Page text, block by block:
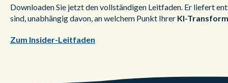
Downloaden Sie jetzt den vollständigen Leitfaden. Er liefert
sind, unabhängig davon, an welchem Punkt Ihrer KI-
Zum Insider-Leitfaden